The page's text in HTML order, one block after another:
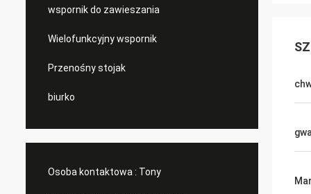
wspornik do zawieszania
Wielofunkcyjny wspornik
Przenośny stojak
biurko
Osoba kontaktowa : Tony